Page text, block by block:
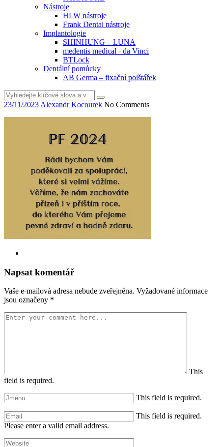
Nástroje
HLW nástroje
Frank Dental nástroje
Implantologie
SHINHUNG – LUNA
medentis medical - da Vinci
BTLock
Dentální pomůcky
AB Germa – fixační polštářek
Vyhledat
23/11/2023 Alexandr Kocourek No Comments
Napsat komentář
Vaše e-mailová adresa nebude zveřejněna. Vyžadované informace
jsou označeny *
This
field is required.
This field is required.
This field is required.
Please enter a valid email address.